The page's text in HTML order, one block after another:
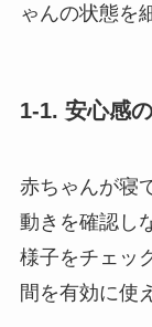
ゃんの状態を
1-1. 安心感
赤ちゃんが寝
動きを確認し
様子をチェッ
間を有効に使